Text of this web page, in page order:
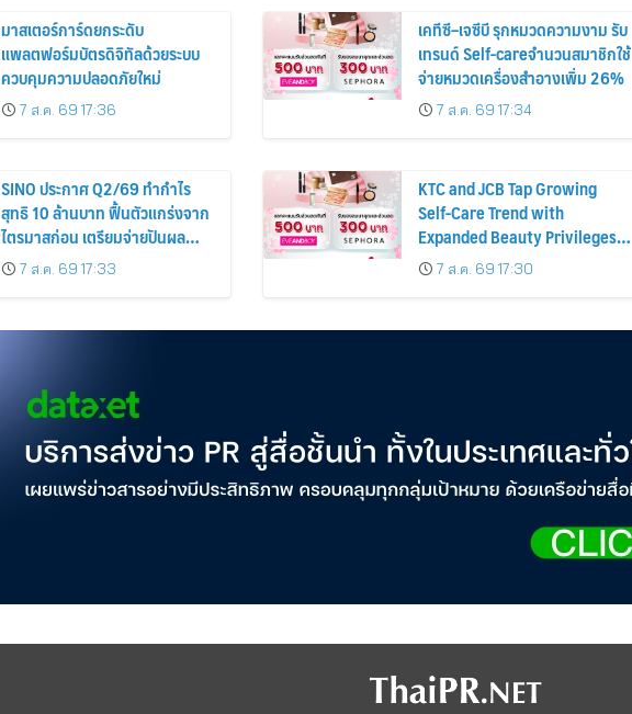
มาสเตอร์การ์ดยกระดับ
แพลตฟอร์มบัตรดิจิทัลด้วยระบบ
ควบคุมความปลอดภัยใหม่
7 ส.ค. 69 17:36
เคทีซี–เจซีบี รุกหมวดความงาม รับ
เทรนด์ Self-careจำนวนสมาชิกใช้
จ่ายหมวดเครื่องสำอางเพิ่ม 26%
7 ส.ค. 69 17:34
SINO ประกาศ Q2/69 ทำกำไร
สุทธิ 10 ล้านบาท ฟื้นตัวแกร่งจาก
ไตรมาสก่อน เตรียมจ่ายปันผล
ระหว่างกาล 0.014423 บาทต่อหุ้น
ครึ่งปีหลังมุ่งเติบโตต่อเนื่อง
7 ส.ค. 69 17:33
KTC and JCB Tap Growing
Self-Care Trend with
Expanded Beauty Privileges
Number of KTC JCB
Cardmembers Spending on
7 ส.ค. 69 17:30